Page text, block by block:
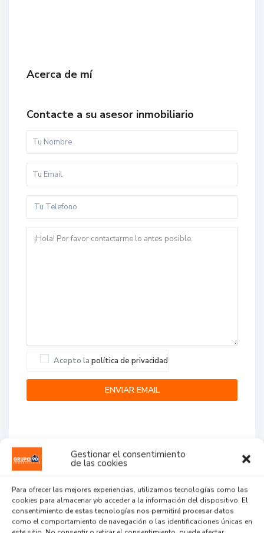
Gestionar el consentimiento
de las cookies
Para ofrecer las mejores experiencias, utilizamos tecnologías como las
cookies para almacenar y/o acceder a la información del dispositivo. El
consentimiento de estas tecnologías nos permitirá procesar datos
como el comportamiento de navegación o las identificaciones únicas en
Acerca de mí
Contacte a su asesor inmobiliario
Acepto la política de privacidad
...